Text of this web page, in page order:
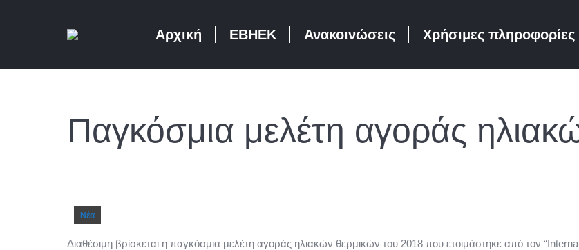
Αρχική ΕΒΗΕΚ Ανακοινώσεις Χρήσιμες πληροφορίες
Παγκόσμια μελέτη αγοράς
Νέα
Διαθέσιμη βρίσκεται η παγκόσμια μελέτη αγοράς ηλιακών θερμικών του 2018 που ετοιμάστηκε από τον